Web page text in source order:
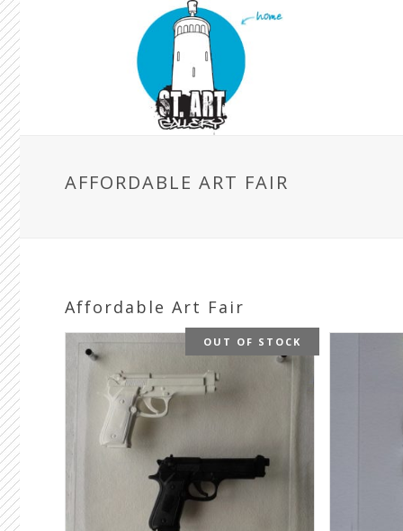
AFFORDABLE ART FAIR
Affordable Art Fair
OUT OF STOCK